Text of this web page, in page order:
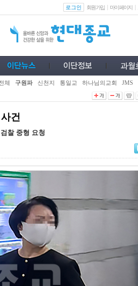
로그인 회원가입 마이페이지
체 구원파 신천지 통일교 하나님의교회 JMS
건
찰 중형 요청